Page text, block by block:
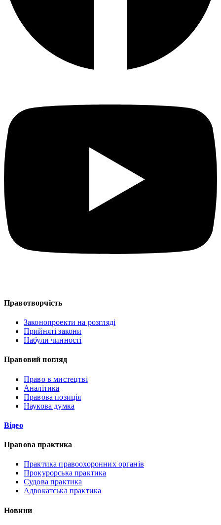
Правотворчість
Законопроекти на розгляді
Прийняті закони
Набули чинності
Правовий погляд
Право в мистецтві
Аналітика
Правова позиція
Наукова думка
Відео
Правова практика
Практика правоохоронних органів
Прокурорська практика
Судова практика
Адвокатська практика
Новини